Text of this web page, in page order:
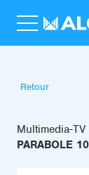
Retour
Multimedia-TV
PARABOLE